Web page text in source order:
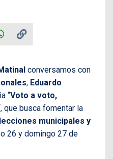
conversamos con
, Eduardo
“Voto a voto,
que busca fomentar la
municipales y
26 y domingo 27 de